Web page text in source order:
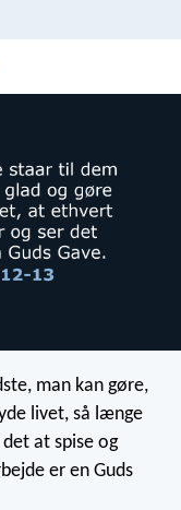
man kan gøre,
livet, så længe
at spise og
er en Guds